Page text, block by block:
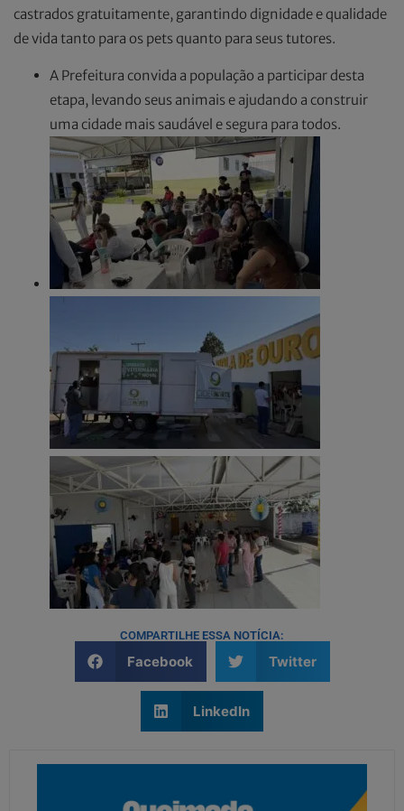
castrados gratuitamente, garantindo dignidade e qualidade
de vida tanto para os pets quanto para seus tutores.
A Prefeitura convida a população a participar desta
etapa, levando seus animais e ajudando a construir
uma cidade mais saudável e segura para todos.
COMPARTILHE ESSA NOTÍCIA:
Facebook Twitter
LinkedIn